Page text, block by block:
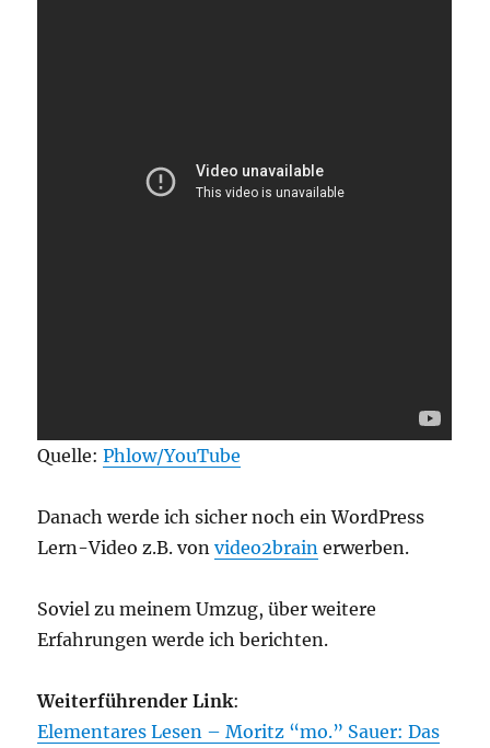
Quelle:Phlow/YouTube
Danach werde ich sicher noch ein WordPress
Lern-Video z.B. vonvideo2brain erwerben.
Soviel zu meinem Umzug, über weitere
Erfahrungen werde ich berichten.
Weiterführender Link:
Elementares Lesen – Moritz “mo.” Sauer: Das